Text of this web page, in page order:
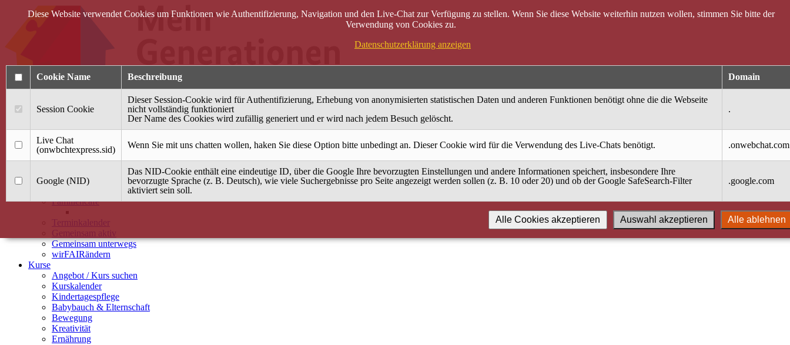
Anmelden
Startseite
Treffpunkt Jung & Alt
40 Jahre Mütterzentrum
Familiencafé
Terminkalender
Gemeinsam aktiv
Gemeinsam unterwegs
wirFAIRändern
Kurse
Angebot / Kurs suchen
Kurskalender
Kindertagespflege
Babybauch & Elternschaft
Bewegung
Kreativität
Ernährung
Diese Website verwendet Cookies um Funktionen wie Authentifizierung, Navigation und den Live-Chat zur Verfügung zu stellen. Wenn Sie diese Website weiterhin nutzen wollen, stimmen Sie bitte der
Verwendung von Cookies zu.
Datenschutzerklärung anzeigen
Cookie Name Beschreibung Domain
Session Cookie
Dieser Session-Cookie wird für Authentifizierung, Erhebung von anonymisierten statistischen Daten und anderen Funktionen benötigt ohne die die Webseite
nicht vollständig funktioniert
Der Name des Cookies wird zufällig generiert und er wird nach jedem Besuch gelöscht.
.
Live Chat
(onwbchtexpress.sid)
Wenn Sie mit uns chatten wollen, haken Sie diese Option bitte unbedingt an. Dieser Cookie wird für die Verwendung des Live-Chats benötigt. .onwebchat.com
Google (NID)
Das NID-Cookie enthält eine eindeutige ID, über die Google Ihre bevorzugten Einstellungen und andere Informationen speichert, insbesondere Ihre
bevorzugte Sprache (z. B. Deutsch), wie viele Suchergebnisse pro Seite angezeigt werden sollen (z. B. 10 oder 20) und ob der Google SafeSearch-Filter
aktiviert sein soll.
.google.com
Alle ablehnen
Auswahl akzeptieren
Alle Cookies akzeptieren